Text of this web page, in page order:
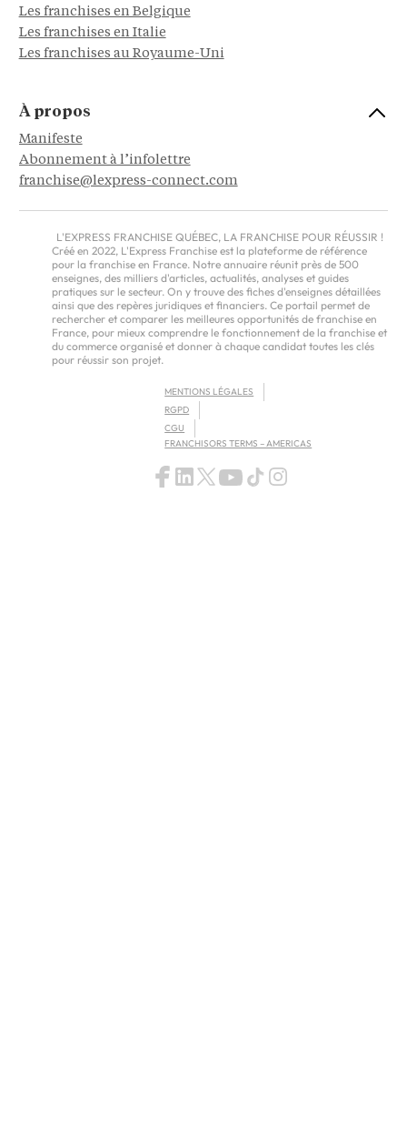
Les franchises en Belgique
Les franchises en Italie
Les franchises au Royaume-Uni
À propos
Manifeste
Abonnement à l’infolettre
franchise@lexpress-connect.com
L'EXPRESS FRANCHISE QUÉBEC, LA FRANCHISE POUR RÉUSSIR !
Créé en 2022, L'Express Franchise est la plateforme de référence
pour la franchise en France. Notre annuaire réunit près de 500
enseignes, des milliers d'articles, actualités, analyses et guides
pratiques sur le secteur. On y trouve des fiches d'enseignes détaillées
ainsi que des repères juridiques et financiers. Ce portail permet de
rechercher et comparer les meilleures opportunités de franchise en
France, pour mieux comprendre le fonctionnement de la franchise et
du commerce organisé et donner à chaque candidat toutes les clés
pour réussir son projet.
MENTIONS LÉGALES
RGPD
CGU
FRANCHISORS TERMS – AMERICAS